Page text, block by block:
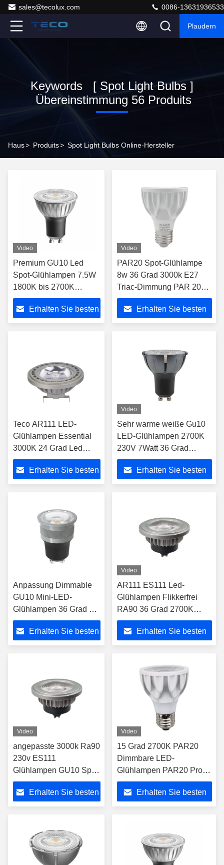
sales@tecolux.com 0086-13631936533
Plaudern
Keywords [ Spot Light Bulbs ]
Übereinstimmung 56 Produits
Haus> Produits> Spot Light Bulbs Online-Hersteller
Video
Premium GU10 Led
Spot-Glühlampen 7.5W
1800K bis 2700K
Dunkel bis warm 24
Grad Ra98
Erhalten Sie besten
Video
PAR20 Spot-Glühlampe
8w 36 Grad 3000k E27
Triac-Dimmung PAR 20
Led-Glühlampen
Erhalten Sie besten
Teco AR111 LED-
Glühlampen Essential
3000K 24 Grad Led
Spot Lichter Glühbirne
12V G53 Basis
Erhalten Sie besten
Video
Sehr warme weiße Gu10
LED-Glühlampen 2700K
230V 7Watt 36 Grad
Halogenlampen ersetzen
Erhalten Sie besten
Anpassung Dimmable
GU10 Mini-LED-
Glühlampen 36 Grad 3,5
Watt Kleinstecklicht
25000 Stunden
Erhalten Sie besten
Video
AR111 ES111 Led-
Glühlampen Flikkerfrei
RA90 36 Grad 2700K
Sehr warm Weiß
111x73mmErhalten Sie besten
Video
angepasste 3000k Ra90
230v ES111
Glühlampen GU10 Spot
Lichter 24 Grad
Strahlwinkel
Erhalten Sie besten
Video
15 Grad 2700K PAR20
Dimmbare LED-
Glühlampen PAR20 Pro
E27 Basismetall LED-
Spotlicht 8W
Erhalten Sie besten